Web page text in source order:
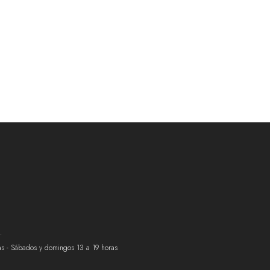
- Sábados y domingos 13 a 19 horas